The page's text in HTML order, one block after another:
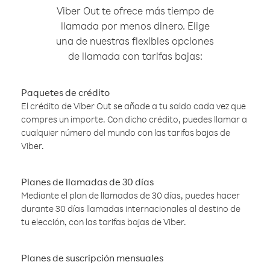
Viber Out te ofrece más tiempo de
llamada por menos dinero. Elige
una de nuestras flexibles opciones
de llamada con tarifas bajas:
Paquetes de crédito
El crédito de Viber Out se añade a tu saldo cada vez que
compres un importe. Con dicho crédito, puedes llamar a
cualquier número del mundo con las tarifas bajas de
Viber.
Planes de llamadas de 30 días
Mediante el plan de llamadas de 30 días, puedes hacer
durante 30 días llamadas internacionales al destino de
tu elección, con las tarifas bajas de Viber.
Planes de suscripción mensuales